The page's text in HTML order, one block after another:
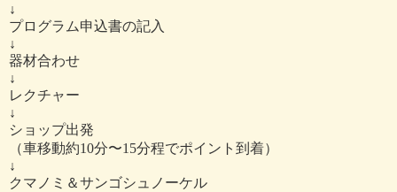
↓
プログラム申込書の記入
↓
器材合わせ
↓
レクチャー
↓
ショップ出発
（車移動約10分〜15分程でポイント到着）
↓
クマノミ＆サンゴシュノーケル